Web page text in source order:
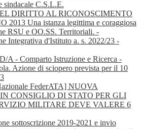
sindacale C.S.L.E.
DIRITTO AL RICONOSCIMENTO
2013 Una istanza legittima e coraggiosa
RSU e OO.SS. Territoriali. -
Integrativa d'Istituto a. s. 2022/23 -
A - Comparto Istruzione e Ricerca -
Azione di sciopero prevista per il 10
FederATA] NUOVA
CONSIGLIO DI STATO PER GLI
MILITARE DEVE VALERE 6
sottoscrizione 2019-2021 e invio